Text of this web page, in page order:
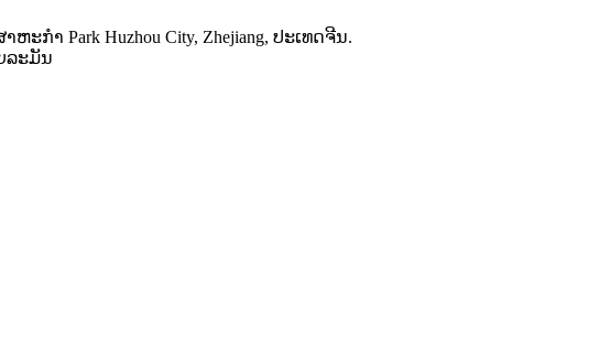
ຫະ​ກໍາ Park Huzhou City​, Zhejiang​, ປະ​ເທດ​ຈີນ​.
ຍລະມັນ